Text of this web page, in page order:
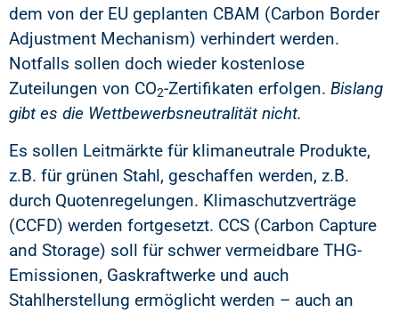
dem von der EU geplanten CBAM (Carbon Border
Adjustment Mechanism) verhindert werden.
Notfalls sollen doch wieder kostenlose
Zuteilungen von CO2-Zertifikaten erfolgen. Bislang
gibt es die Wettbewerbsneutralität nicht.
Es sollen Leitmärkte für klimaneutrale Produkte,
z.B. für grünen Stahl, geschaffen werden, z.B.
durch Quotenregelungen. Klimaschutzverträge
(CCFD) werden fortgesetzt. CCS (Carbon Capture
and Storage) soll für schwer vermeidbare THG-
Emissionen, Gaskraftwerke und auch
Stahlherstellung ermöglicht werden – auch an